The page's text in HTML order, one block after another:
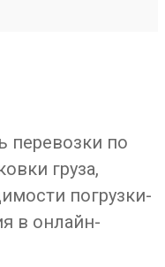
перевозки по
груза,
погрузки-
в онлайн-